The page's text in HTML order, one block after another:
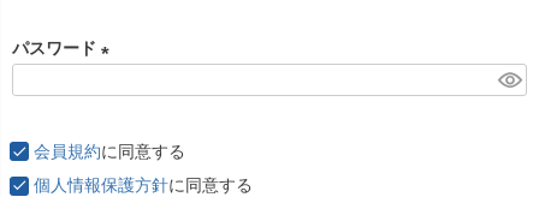
パスワード
須
)
会員規約に同意する
個人情報保護方針に同意する